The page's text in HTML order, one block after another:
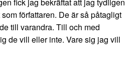
författaren. De är så påtagligt
till varandra. Till och med
de vill eller inte. Vare sig jag vill